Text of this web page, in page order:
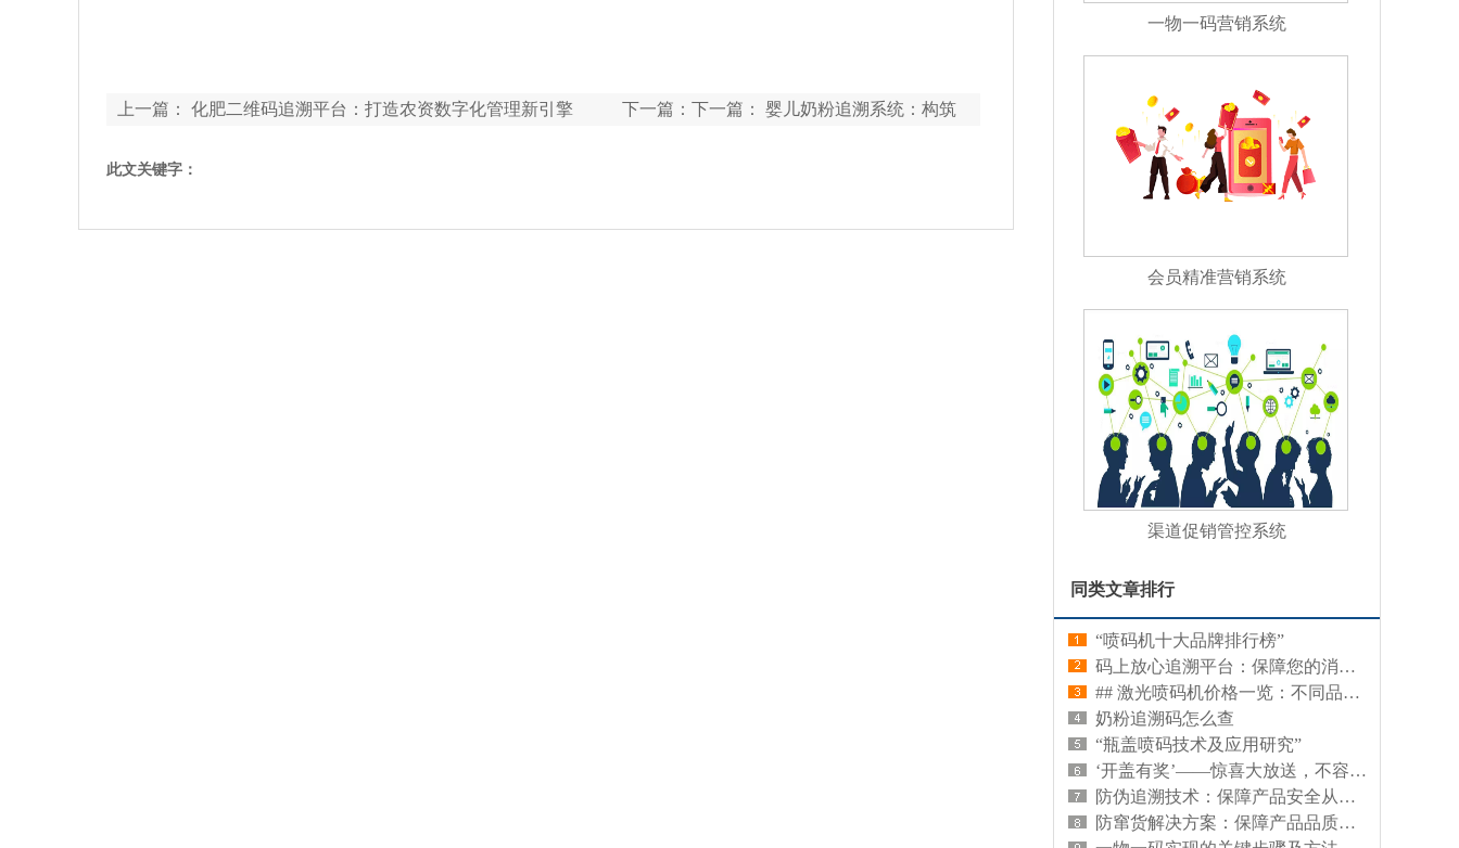
下一篇：下一篇： 婴儿奶粉追溯系统：构筑
上一篇： 化肥二维码追溯平台：打造农资数字化管理新引擎
此文关键字：
一物一码营销系统
会员精准营销系统
渠道促销管控系统
同类文章排行
“喷码机十大品牌排行榜”
码上放心追溯平台：保障您的消费安心无忧
## 激光喷码机价格一览：不同品牌、型号及功能对比
奶粉追溯码怎么查
“瓶盖喷码技术及应用研究”
‘开盖有奖’——惊喜大放送，不容错过的好运降临
防伪追溯技术：保障产品安全从源头开始
防窜货解决方案：保障产品品质，切断渠道风险